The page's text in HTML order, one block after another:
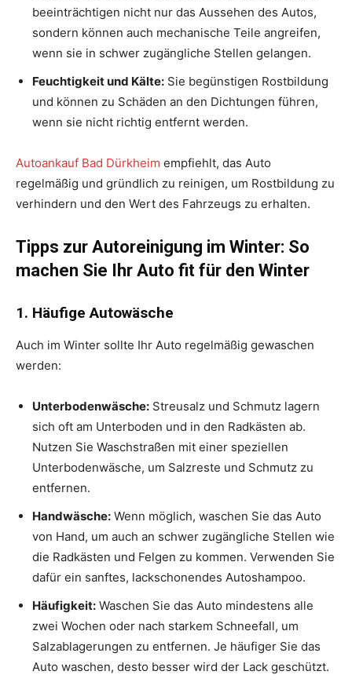
beeinträchtigen nicht nur das Aussehen des Autos,
sondern können auch mechanische Teile angreifen,
wenn sie in schwer zugängliche Stellen gelangen.
Feuchtigkeit und Kälte: Sie begünstigen Rostbildung
und können zu Schäden an den Dichtungen führen,
wenn sie nicht richtig entfernt werden.
Autoankauf Bad Dürkheim empfiehlt, das Auto
regelmäßig und gründlich zu reinigen, um Rostbildung zu
verhindern und den Wert des Fahrzeugs zu erhalten.
Tipps zur Autoreinigung im Winter: So
machen Sie Ihr Auto fit für den Winter
1. Häufige Autowäsche
Auch im Winter sollte Ihr Auto regelmäßig gewaschen
werden:
Unterbodenwäsche: Streusalz und Schmutz lagern
sich oft am Unterboden und in den Radkästen ab.
Nutzen Sie Waschstraßen mit einer speziellen
Unterbodenwäsche, um Salzreste und Schmutz zu
entfernen.
Handwäsche: Wenn möglich, waschen Sie das Auto
von Hand, um auch an schwer zugängliche Stellen wie
die Radkästen und Felgen zu kommen. Verwenden Sie
dafür ein sanftes, lackschonendes Autoshampoo.
Häufigkeit: Waschen Sie das Auto mindestens alle
zwei Wochen oder nach starkem Schneefall, um
Salzablagerungen zu entfernen. Je häufiger Sie das
Auto waschen, desto besser wird der Lack geschützt.